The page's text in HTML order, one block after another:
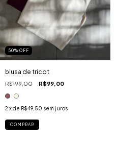
50% OFF
blusa de tricot
R$199,00 R$99,00
2 x de R$49,50 sem juros
COMPRAR